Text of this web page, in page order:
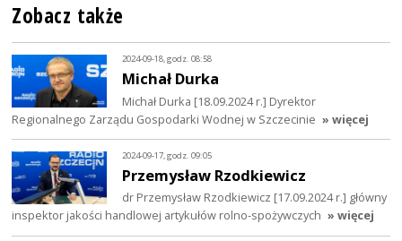
Zobacz także
2024-09-18, godz. 08:58
Michał Durka
Michał Durka [18.09.2024 r.] Dyrektor
Regionalnego Zarządu Gospodarki Wodnej w Szczecinie » więcej
2024-09-17, godz. 09:05
Przemysław Rzodkiewicz
dr Przemysław Rzodkiewicz [17.09.2024 r.] główny
inspektor jakości handlowej artykułów rolno-spożywczych » więcej